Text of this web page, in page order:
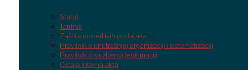
Statut
Tarifnik
Zaštita povjerljivih podataka
Pravilnik o unutrašnjoj organizaciji i sistematizaciji
Pravilnik o službenoj legitimaciji
Ostala interna akta